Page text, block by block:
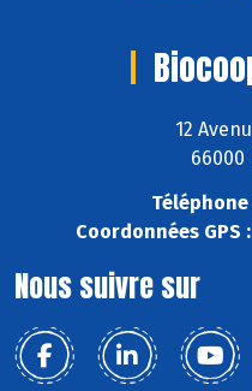
12
Téléphone
Coordonnées GPS :
Nous suivre sur